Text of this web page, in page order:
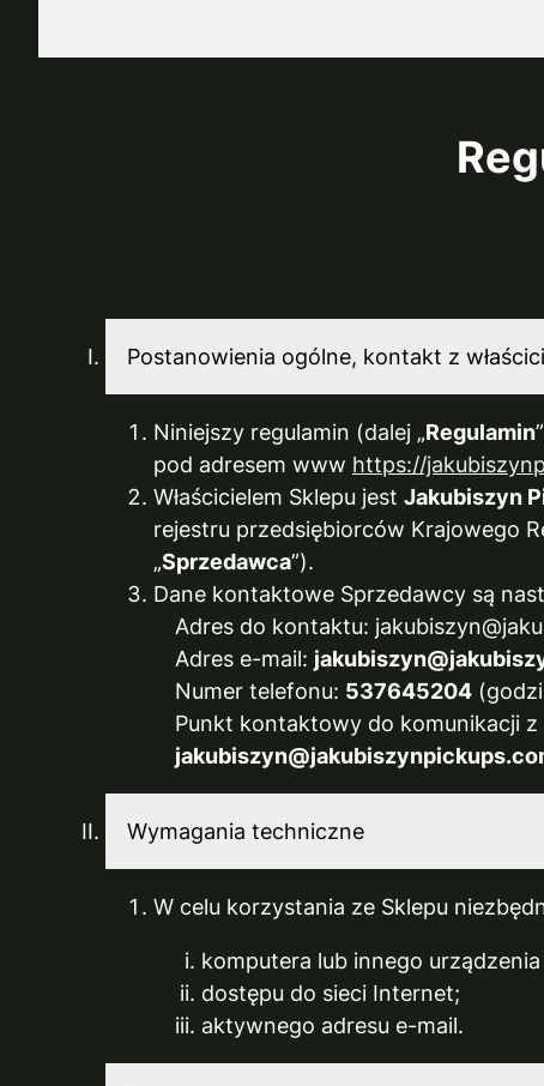
Postanowienia ogólne, kontakt z
Niniejszy regulamin (dalej „Regulamin
pod adresem www https://
Właścicielem Sklepu jest Jakubiszyn
rejestru przedsiębiorców Krajowego
„Sprzedawca”).
Dane kontaktowe Sprzedawcy są
Adres do kontaktu:
Adres e-mail:
Numer telefonu: 537645204
Punkt kontaktowy do komunikacji z
Wymagania techniczne
W celu korzystania ze Sklepu
komputera lub innego
dostępu do sieci Internet;
aktywnego adresu e-mail.